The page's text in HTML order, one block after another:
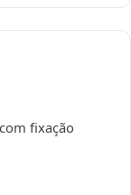
fixação